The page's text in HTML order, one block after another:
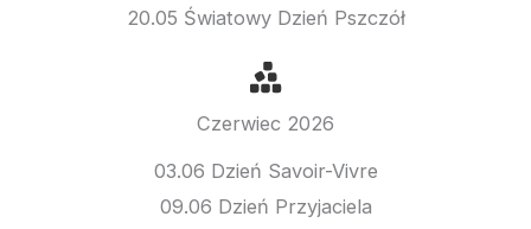
20.05 Światowy Dzień Pszczół
Czerwiec 2026
03.06 Dzień Savoir-Vivre
09.06 Dzień Przyjaciela